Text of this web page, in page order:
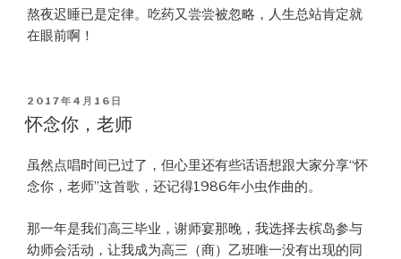
熬夜迟睡已是定律。吃药又尝尝被忽略，人生总站肯定就
在眼前啊！
POSTED
ON
2017年4月16日
怀念你，老师
虽然点唱时间已过了，但心里还有些话语想跟大家分享“怀
念你，老师”这首歌，还记得1986年小虫作曲的。
那一年是我们高三毕业，谢师宴那晚，我选择去槟岛参与
幼师会活动，让我成为高三（商）乙班唯一没有出现的同